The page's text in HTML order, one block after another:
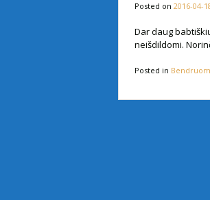
Posted on 2016-04-
Dar daug
neišdildomi.
Posted in